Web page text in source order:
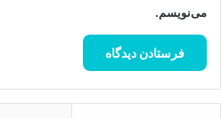
می‌نویسم.